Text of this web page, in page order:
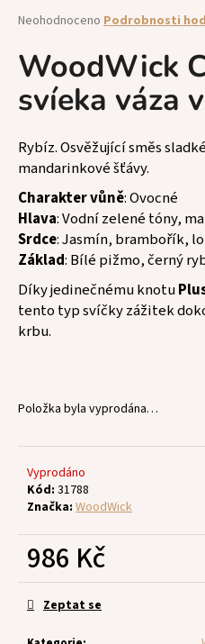
Průměrné
produktu
je
z
hvězdiček.
Neohodnoceno Podrobnosti
WoodWick
svíeka váza
Rybíz. Osvěžující směs
mandarinkové šťávy.
Charakter vůně: Ovocné
Hlava: Vodní zelené tóny,
Srdce: Jasmín, brambořík,
Základ: Bílé pižmo, černý
Díky jedinečnému knotu
tento typ svíčky zážitek
krbu.
Položka byla vyprodána…
Vyprodáno
Kód: 31788
Značka: WoodWick
986 Kč
Měrná
cena:Zeptat se
a
j
í
t
?
HLEDAT
D
o
p
č
j
e
m